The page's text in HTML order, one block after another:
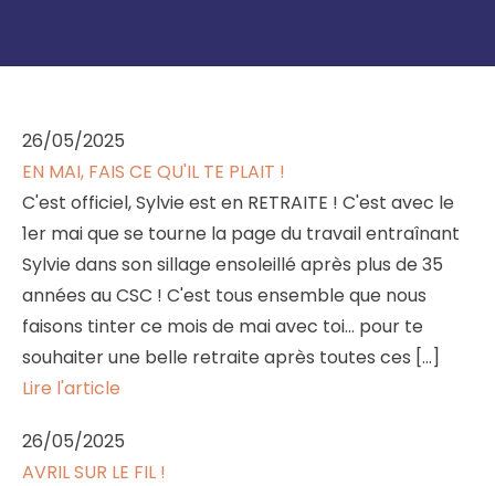
26/05/2025
EN MAI, FAIS CE QU'IL TE PLAIT !
C'est officiel, Sylvie est en RETRAITE ! C'est avec le
1er mai que se tourne la page du travail entraînant
Sylvie dans son sillage ensoleillé après plus de 35
années au CSC ! C'est tous ensemble que nous
faisons tinter ce mois de mai avec toi... pour te
souhaiter une belle retraite après toutes ces […]
Lire l'article
26/05/2025
AVRIL SUR LE FIL !